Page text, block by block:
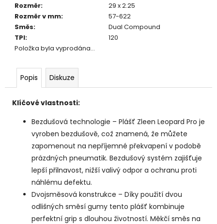
Rozměr:
29 x 2.25
Rozměr v mm:
57-622
Směs:
Dual Compound
TPI:
120
Položka byla vyprodána…
Popis Diskuze
Klíčové vlastnosti:
Bezdušová technologie – Plášť Zleen Leopard Pro je
vyroben bezdušově, což znamená, že můžete
zapomenout na nepříjemné překvapení v podobě
prázdných pneumatik. Bezdušový systém zajišťuje
lepší přilnavost, nižší valivý odpor a ochranu proti
náhlému defektu.
Dvojsměsová konstrukce – Díky použití dvou
odlišných směsí gumy tento plášť kombinuje
perfektní grip s dlouhou životností. Měkčí směs na